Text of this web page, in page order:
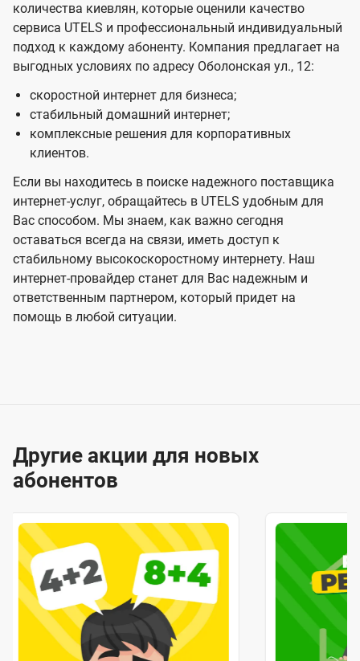
количества киевлян, которые оценили качество
сервиса UTELS и профессиональный индивидуальный
подход к каждому абоненту. Компания предлагает на
выгодных условиях по адресу Оболонская ул., 12:
скоростной интернет для бизнеса;
стабильный домашний интернет;
комплексные решения для корпоративных
клиентов.
Если вы находитесь в поиске надежного поставщика
интернет-услуг, обращайтесь в UTELS удобным для
Вас способом. Мы знаем, как важно сегодня
оставаться всегда на связи, иметь доступ к
стабильному высокоскоростному интернету. Наш
интернет-провайдер станет для Вас надежным и
ответственным партнером, который придет на
помощь в любой ситуации.
Другие акции для новых
абонентов